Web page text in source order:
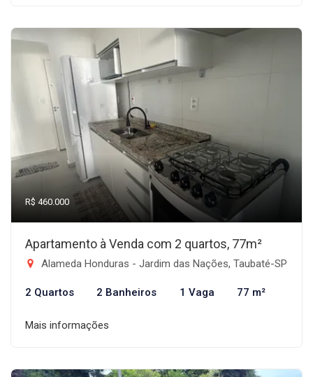
R$ 460.000
Apartamento à Venda com 2 quartos, 77m²
Alameda Honduras - Jardim das Nações, Taubaté-SP
2 Quartos 2 Banheiros 1 Vaga 77 m²
Mais informações